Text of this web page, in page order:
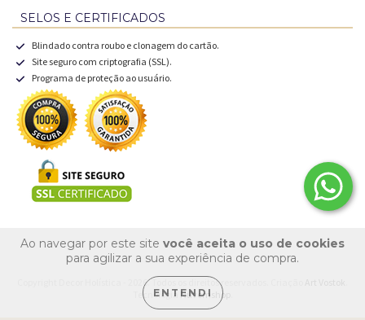
Ao navegar por este site você aceita o uso de cookies
para agilizar a sua experiência de compra.
ENTENDI
SELOS E CERTIFICADOS
Blindado contra roubo e clonagem do cartão.
Site seguro com criptografia (SSL).
Programa de proteção ao usuário.
Copyright Decor Holística - 2026. Todos os direitos reservados. Criação
Tecnologia Nuvemshop